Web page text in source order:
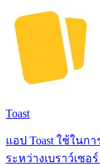
Toast
แอป Toast ใช้ในก
ระหว่างเบราว์เซ